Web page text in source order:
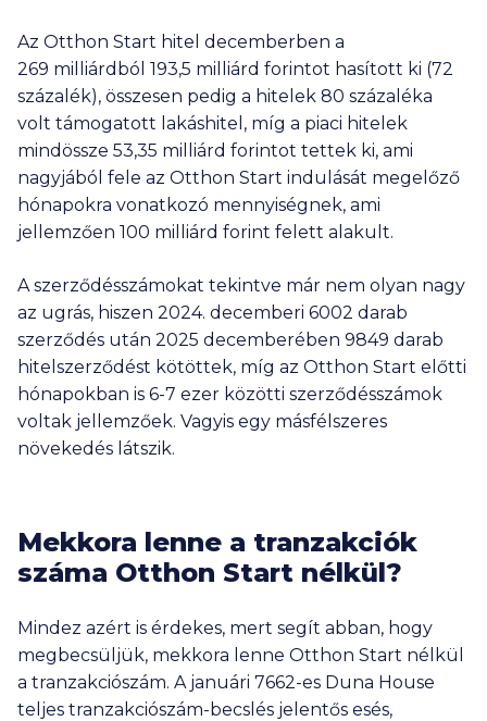
Az Otthon Start hitel decemberben a
269 milliárdból 193,5 milliárd forintot hasított ki (72
százalék), összesen pedig a hitelek 80 százaléka
volt támogatott lakáshitel, míg a piaci hitelek
mindössze 53,35 milliárd forintot tettek ki, ami
nagyjából fele az Otthon Start indulását megelőző
hónapokra vonatkozó mennyiségnek, ami
jellemzően 100 milliárd forint felett alakult.
A szerződésszámokat tekintve már nem olyan nagy
az ugrás, hiszen 2024. decemberi 6002 darab
szerződés után 2025 decemberében 9849 darab
hitelszerződést kötöttek, míg az Otthon Start előtti
hónapokban is 6-7 ezer közötti szerződésszámok
voltak jellemzőek. Vagyis egy másfélszeres
növekedés látszik.
Mekkora lenne a tranzakciók
száma Otthon Start nélkül?
Mindez azért is érdekes, mert segít abban, hogy
megbecsüljük, mekkora lenne Otthon Start nélkül
a tranzakciószám. A januári 7662-es Duna House
teljes tranzakciószám-becslés jelentős esés,